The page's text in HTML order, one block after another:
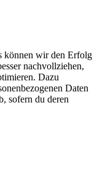
können wir den Erfolg
nachvollziehen,
Dazu
Daten
sofern du deren